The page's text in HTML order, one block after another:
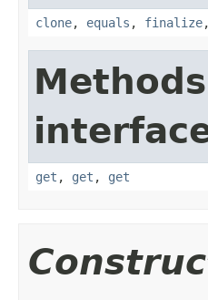
clone, equals , finalize
get , get , get